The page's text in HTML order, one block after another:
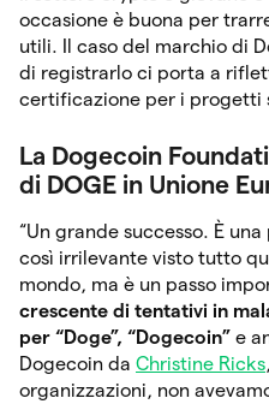
occasione è buona per
utili. Il caso del marchio di
di registrarlo ci porta a
certificazione per i progetti
La Dogecoin
di DOGE in Unione
“Un grande successo. È
così irrilevante visto tutto
mondo, ma è un passo
crescente di tentativi in
per “Doge”, “Dogecoin” e
Dogecoin da Christine Ricks
organizzazioni, non